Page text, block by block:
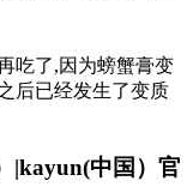
吃了,因为螃蟹膏变
后已经发生了变质
|kayun(中国）官